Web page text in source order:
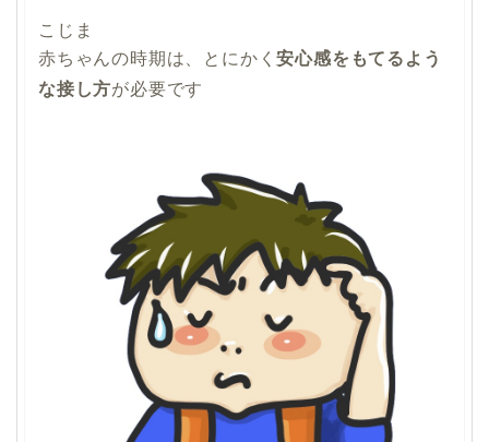
こじま
赤ちゃんの時期は、とにかく安心感をもてるよう
な接し方が必要です